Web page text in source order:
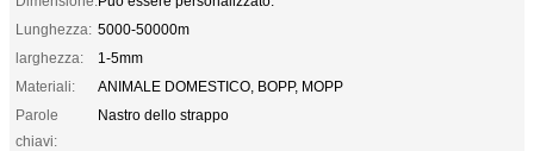
Lunghezza: 5000-50000m
larghezza:
1-5mm
Materiali:
ANIMALE DOMESTICO, BOPP, MOPP
Parole
chiavi:
Nastro dello strappo